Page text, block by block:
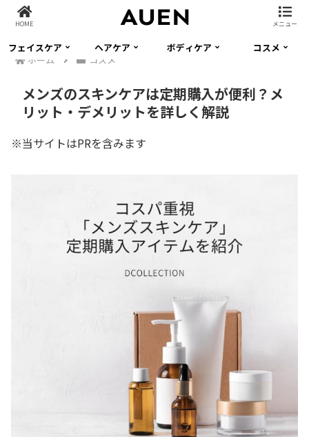
フェイスケア ヘアケア ボディケア
コスメ
ホーム
コスメ
メンズのスキンケアは定期購入が便利？メ
リット・デメリットを詳しく解説
※当サイトはPRを含みます
HOME メニュー